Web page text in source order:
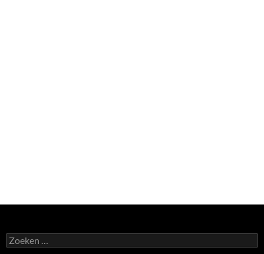
Zoeken
naar: